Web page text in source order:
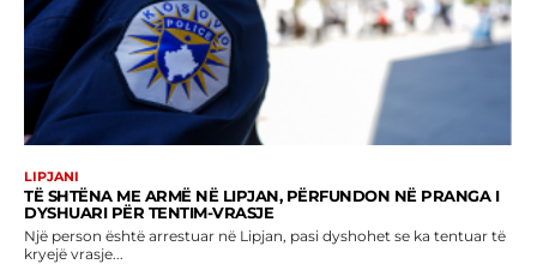
LIPJANI
TË SHTËNA ME ARMË NË LIPJAN, PËRFUNDON NË PRANGA I
DYSHUARI PËR TENTIM-VRASJE
Një person është arrestuar në Lipjan, pasi dyshohet se ka tentuar të
kryejë vrasje...